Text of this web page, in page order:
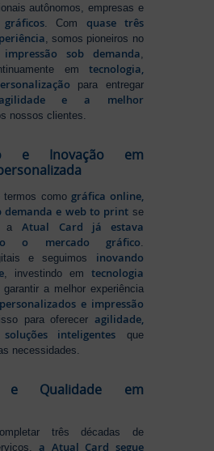
autônomos, empresas e
gráficos. Comquase três
, somos pioneiros no
impressão sob demanda
em tecnologia,
para entregar
e a melhor
nossos clientes.
e Inovação em
termos como gráfica online,
demanda e web to printse
aAtual Card já estava
o mercado gráfico.
e seguimos inovando
, investindo em tecnologia
garantir a melhor experiência
e impressão
para oferecer agilidade,
inteligentes que
necessidades.
e Qualidade em
três décadas de
a Atual Card segue